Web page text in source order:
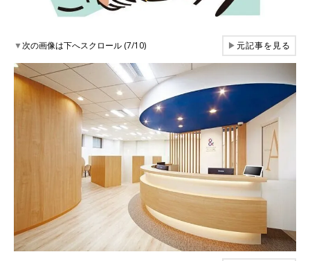
▼次の画像は下へスクロール (7/10) ▶元記事を見る